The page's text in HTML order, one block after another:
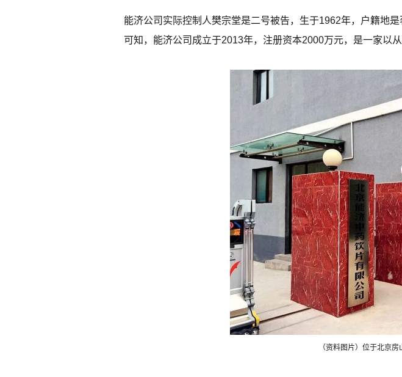
能济公司实际控制人樊宗堂是二号被告，生于1962年，户籍地
可知，能济公司成立于2013年，注册资本2000万元，是一家以
（资料图片）位于北京